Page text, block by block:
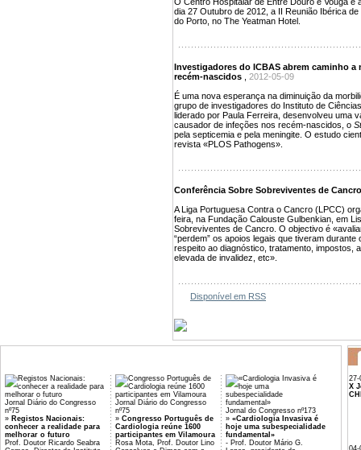
dia 27 Outubro de 2012, a II Reunião Ibérica
do Porto, no The Yeatman Hotel.
Investigadores do ICBAS abrem caminho
recém-nascidos
2012-05-09
É uma nova esperança na diminuição da
grupo de investigadores do Instituto de
liderado por Paula Ferreira, desenvolveu uma
causador de infeções nos recém-nascidos, o
pela septicemia e pela meningite. O estudo
revista «PLOS Pathogens».
Conferência Sobre Sobreviventes de Cancro
A Liga Portuguesa Contra o Cancro (LPCC)
feira, na Fundação Calouste Gulbenkian, em
Sobreviventes de Cancro. O objectivo é
“perdem” os apoios legais que tiveram
respeito ao diagnóstico, tratamento, impostos,
elevada de invalidez, etc».
Disponível em RSS
Jornal Diário do Congresso
nº75
» Registos Nacionais:
conhecer a realidade para
melhorar o futuro
Prof. Doutor Ricardo Seabra
Jornal Diário do Congresso
nº75
» Congresso Português de
Cardiologia reúne 1600
participantes em Vilamoura
Rosa Mota, Prof. Doutor Lino
Jornal do Congresso nº173
» «Cardiologia Invasiva é
hoje uma subespecialidade
fundamental»
- Prof. Doutor Mário G.
27-
X
04-